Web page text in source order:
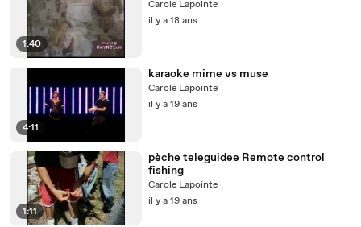
1:40
Carole Lapointe
il y a 18 ans
4:11
karaoke mime vs muse
Carole Lapointe
il y a 19 ans
1:11
pèche teleguidee Remote control
fishing
Carole Lapointe
il y a 19 ans